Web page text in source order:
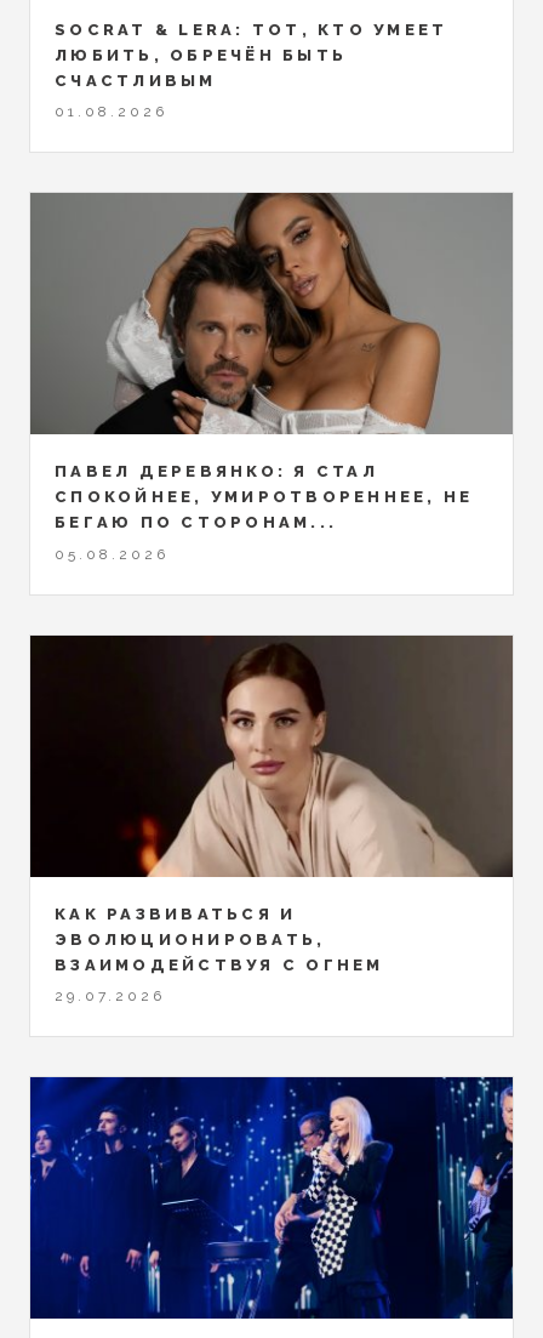
SOCRAT & LERA: ТОТ, КТО УМЕЕТ
ЛЮБИТЬ, ОБРЕЧЁН БЫТЬ
СЧАСТЛИВЫМ
01.08.2026
ПАВЕЛ ДЕРЕВЯНКО: Я СТАЛ
СПОКОЙНЕЕ, УМИРОТВОРЕННЕЕ, НЕ
БЕГАЮ ПО СТОРОНАМ...
05.08.2026
КАК РАЗВИВАТЬСЯ И
ЭВОЛЮЦИОНИРОВАТЬ,
ВЗАИМОДЕЙСТВУЯ С ОГНЕМ
29.07.2026